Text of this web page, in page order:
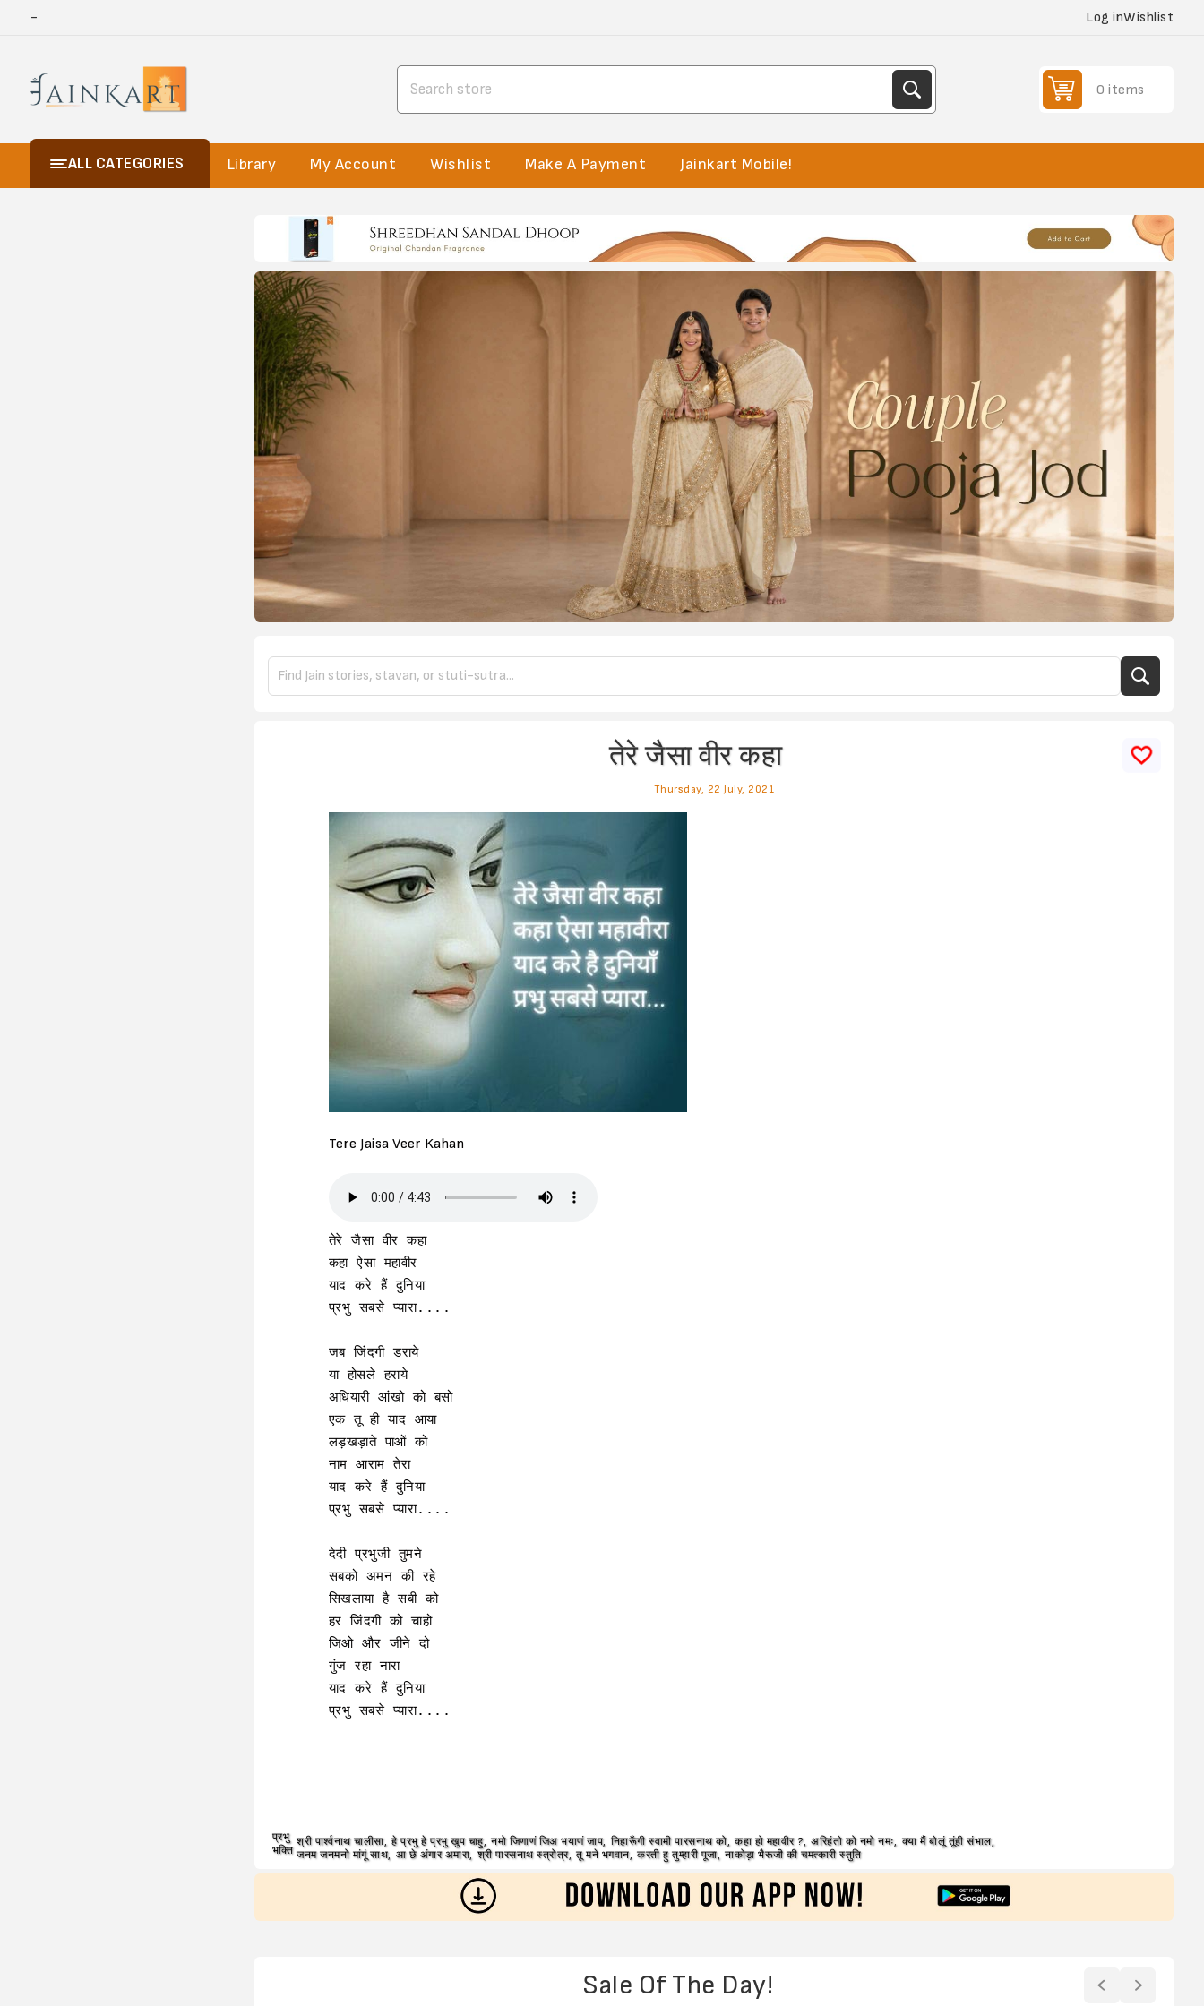
- Log inWishlist
0 items
ALL CATEGORIES Library My Account Wishlist Make A Payment Jainkart Mobile!
तेरे जैसा वीर कहा
Thursday, 22 July, 2021
Tere Jaisa Veer Kahan
तेरे जैसा वीर कहा
कहा ऐसा महावीर
याद करे हैं दुनिया
प्रभु सबसे प्यारा....
जब जिंदगी डराये
या होसले हराये
अधियारी आंखो को बसो
एक तू ही याद आया
लड़खड़ाते पाओं को
नाम आराम तेरा
याद करे हैं दुनिया
प्रभु सबसे प्यारा....
देदी प्रभुजी तुमने
सबको अमन की रहे
सिखलाया है सबी को
हर जिंदगी को चाहो
जिओ और जीने दो
गुंज रहा नारा
याद करे हैं दुनिया
प्रभु सबसे प्यारा....
प्रभु
भक्ति
श्री पार्श्वनाथ चालीसा, हे प्रभु हे प्रभु खुप चाहु, नमो जिणाणं जिअ भयाणं जाप, निहारूँगी स्वामी पारसनाथ को, कहा हो महावीर ?, अरिहंतो को नमो नमः, क्या मैं बोलूं तूंही संभाल,
जनम जनमनो मांगूं साथ, आ छे अंगार अमारा, श्री पारसनाथ स्त्रोत्र, तू मने भगवान, करती हु तुम्हारी पूजा, नाकोड़ा भैरूजी की चमत्कारी स्तुति
Sale Of The Day!